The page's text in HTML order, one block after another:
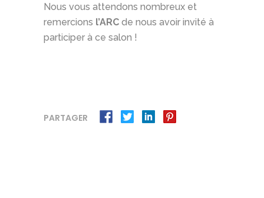
Nous vous attendons nombreux et
remercions l’ARC de nous avoir invité à
participer à ce salon !
PARTAGER